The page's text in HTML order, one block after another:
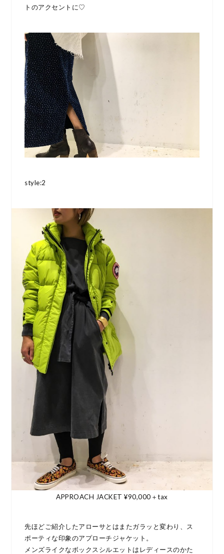
トのアクセントに♡
style:2
APPROACH JACKET ¥90,000＋tax
先ほどご紹介したアローサとはまたガラッと変わり、ス
ポーティな印象のアプローチジャケット。
メンズライクなボックスシルエットはレディースのかた